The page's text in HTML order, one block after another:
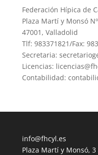
Federación Hípica de
Plaza Martí y Monsó
47001, Valladolid
Tlf: 983371821/Fax:
Secretaria:
Licencias:
Contabilidad:
info@fhcyl.es
Plaza Martí y Monsó,